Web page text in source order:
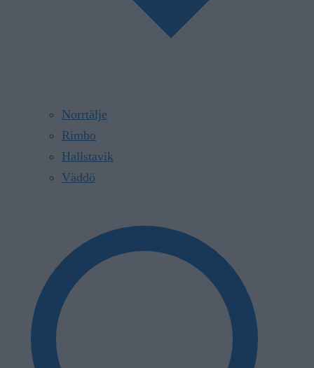
Norrtälje
Rimbo
Hallstavik
Väddö